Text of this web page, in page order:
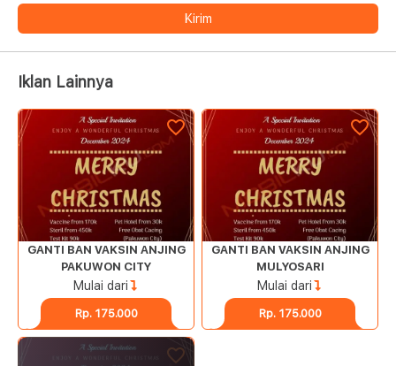
Kirim
Iklan Lainnya
GANTI BAN VAKSIN ANJING
PAKUWON CITY
Mulai dari
Rp. 175.000
GANTI BAN VAKSIN ANJING
MULYOSARI
Mulai dari
Rp. 175.000